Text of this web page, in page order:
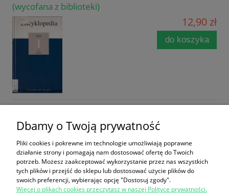
(wycofana z biblioteki)
12,90 zł
do koszyka
Encyklopedia gwiazd polskiego sportu / Dariusz
Matyja
25,00 zł
do koszyka
Dbamy o Twoją prywatność
Pliki cookies i pokrewne im technologie umożliwiają poprawne
działanie strony i pomagają nam dostosować ofertę do Twoich
potrzeb. Możesz zaakceptować wykorzystanie przez nas wszystkich
tych plików i przejść do sklepu lub dostosować użycie plików do
swoich preferencji, wybierając opcję "Dostosuj zgody".
Więcej o plikach cookies przeczytasz w naszej Polityce prywatności.